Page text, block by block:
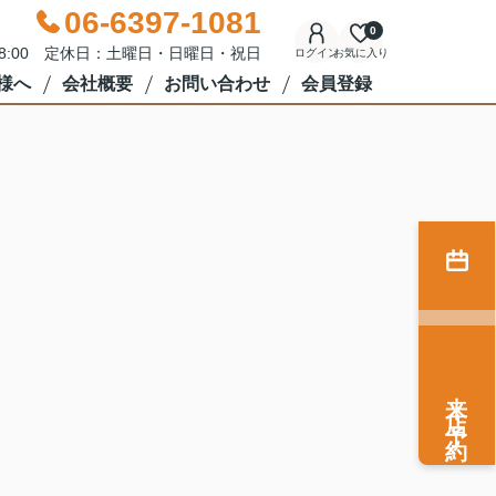
06-6397-1081
定休日：土曜日・日曜日・祝日 ログインお気に入り
0
へ 会社概要 お問い合わせ 会員登録
来店予約